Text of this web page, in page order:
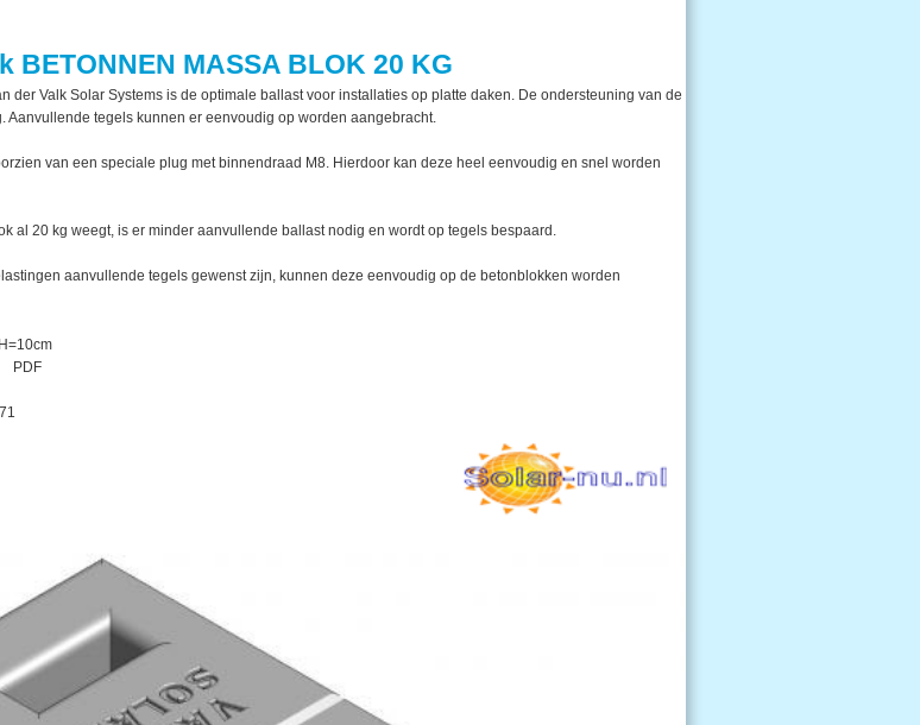
BETONNEN MASSA BLOK 20 KG
der Valk Solar Systems is de optimale ballast voor installaties op platte daken. De ondersteuning van de
Aanvullende tegels kunnen er eenvoudig op worden aangebracht.
van een speciale plug met binnendraad M8. Hierdoor kan deze heel eenvoudig en snel worden
al 20 kg weegt, is er minder aanvullende ballast nodig en wordt op tegels bespaard.
aanvullende tegels gewenst zijn, kunnen deze eenvoudig op de betonblokken worden
PDF